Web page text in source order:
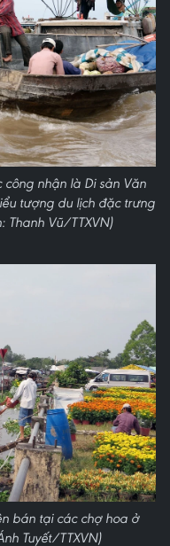
nhận là Di sản Văn
tượng du lịch đặc trưng
Thanh Vũ/TTXVN)
bán tại các chợ hoa ở
Tuyết/TTXVN)